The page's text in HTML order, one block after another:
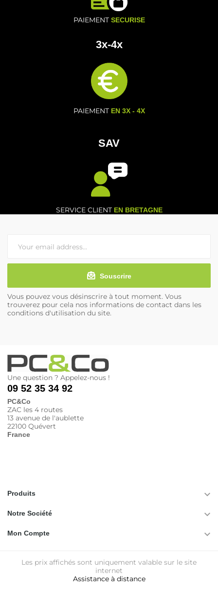
PAIEMENT SECURISE
3x-4x
PAIEMENT EN 3X - 4X
SAV
SERVICE CLIENT EN BRETAGNE
Souscrire
Vous pouvez vous désinscrire à tout moment. Vous
trouverez pour cela nos informations de contact dans les
conditions d'utilisation du site.
Une question ? Appelez-nous !
09 52 35 34 92
PC&Co
ZAC les 4 routes
13 avenue de l'aublette
22100 Quévert
France
Produits 
Notre Société 
Mon Compte 
Les prix affichés sont uniquement valable sur le site
internet
Assistance à distance